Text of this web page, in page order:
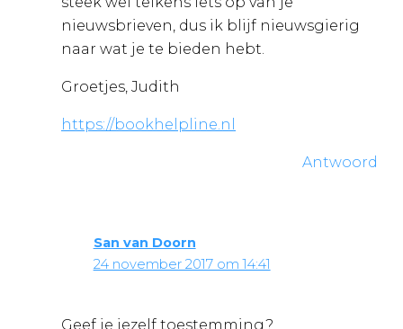
nieuwsbrieven, dus ik blijf nieuwsgierig
naar wat je te bieden hebt.
Groetjes, Judith
https://bookhelpline.nl
Antwoord
San van Doorn
24 november 2017 om 14:41
Geef je jezelf toestemming?